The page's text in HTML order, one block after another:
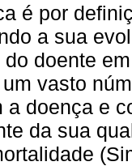
é por
a sua
doente
vasto
a doença e
da sua